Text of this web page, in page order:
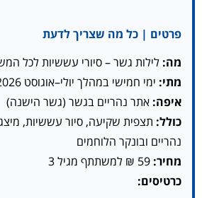
פרטים | כל מה שצריך לדעת
מה: לילות גשר – סיורי עששיות לכל
מתי: ימי חמישי במהלך יולי–אוגוסט 2026
איפה: אתר נהריים בגשר (גשר הישנה)
כולל: תצפית שקיעה, סיור עששיות,
נהריים ובונקר הלוחמים
מחיר:
כרטיסים: